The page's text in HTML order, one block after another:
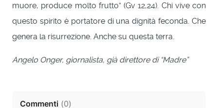
muore, produce molto frutto” (Gv 12,24). Chi vive con
questo spirito è portatore di una dignità feconda. Che
genera la risurrezione. Anche su questa terra.
Angelo Onger, giornalista, già direttore di “Madre”
Commenti (0)